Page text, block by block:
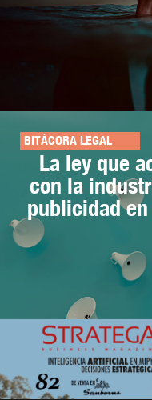
BITÁCORA LEGAL
La ley que
con la
publicidad